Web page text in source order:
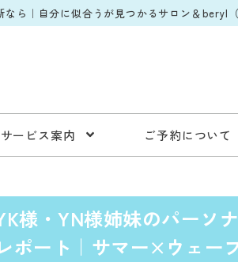
ら｜自分に似合うが見つかるサロン＆beryl（
サービス案内 ご予約について
様・YN様姉妹のパーソ
ポート｜サマー×ウェー